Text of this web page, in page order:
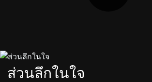
ส่วนลึกในใจ